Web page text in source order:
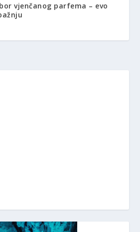
vjenčanog parfema – evo